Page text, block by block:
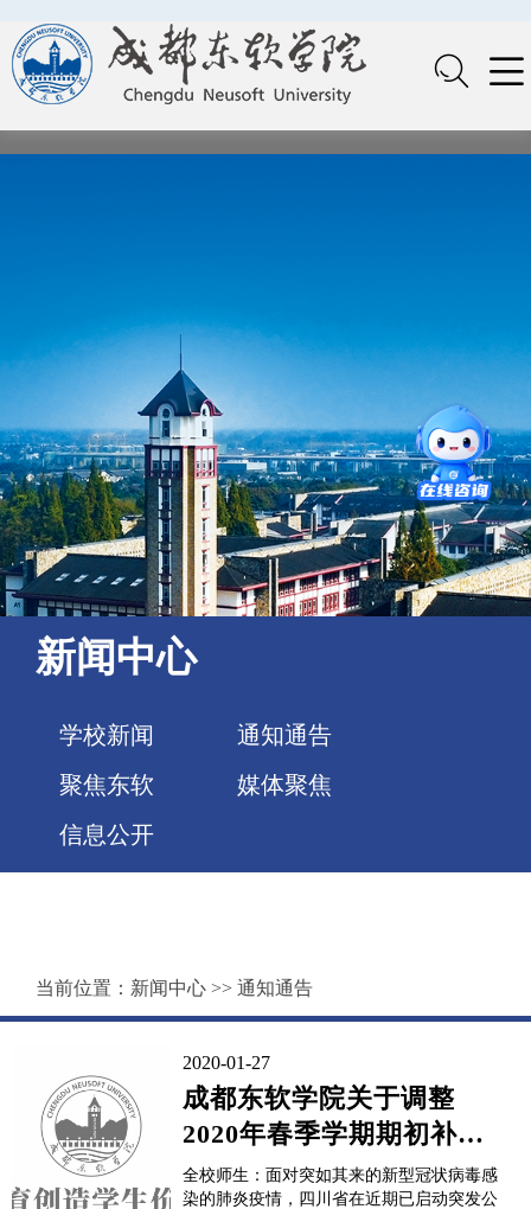
新闻中心
学校新闻
通知通告
聚焦东软
媒体聚焦
信息公开
当前位置： 新闻中心 >> 通知通告
2020-01-27
成都东软学院关于调整
2020年春季学期期初补考
时间安排的通知
全校师生：面对突如其来的新型冠状病毒感
染的肺炎疫情，四川省在近期已启动突发公